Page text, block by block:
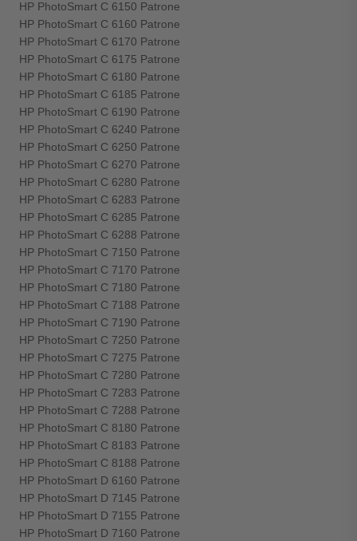
HP PhotoSmart C 6150 Patrone
HP PhotoSmart C 6160 Patrone
HP PhotoSmart C 6170 Patrone
HP PhotoSmart C 6175 Patrone
HP PhotoSmart C 6180 Patrone
HP PhotoSmart C 6185 Patrone
HP PhotoSmart C 6190 Patrone
HP PhotoSmart C 6240 Patrone
HP PhotoSmart C 6250 Patrone
HP PhotoSmart C 6270 Patrone
HP PhotoSmart C 6280 Patrone
HP PhotoSmart C 6283 Patrone
HP PhotoSmart C 6285 Patrone
HP PhotoSmart C 6288 Patrone
HP PhotoSmart C 7150 Patrone
HP PhotoSmart C 7170 Patrone
HP PhotoSmart C 7180 Patrone
HP PhotoSmart C 7188 Patrone
HP PhotoSmart C 7190 Patrone
HP PhotoSmart C 7250 Patrone
HP PhotoSmart C 7275 Patrone
HP PhotoSmart C 7280 Patrone
HP PhotoSmart C 7283 Patrone
HP PhotoSmart C 7288 Patrone
HP PhotoSmart C 8180 Patrone
HP PhotoSmart C 8183 Patrone
HP PhotoSmart C 8188 Patrone
HP PhotoSmart D 6160 Patrone
HP PhotoSmart D 7145 Patrone
HP PhotoSmart D 7155 Patrone
HP PhotoSmart D 7160 Patrone